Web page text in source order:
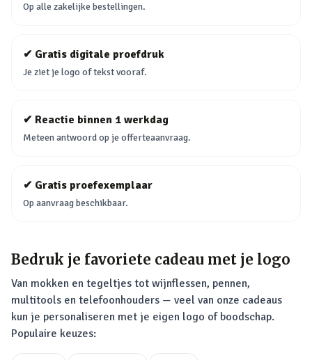
Op alle zakelijke bestellingen.
✔ Gratis digitale proefdruk
Je ziet je logo of tekst vooraf.
✔ Reactie binnen 1 werkdag
Meteen antwoord op je offerteaanvraag.
✔ Gratis proefexemplaar
Op aanvraag beschikbaar.
Bedruk je favoriete cadeau met je logo
Van mokken en tegeltjes tot wijnflessen, pennen,
multitools en telefoonhouders — veel van onze cadeaus
kun je personaliseren met je eigen logo of boodschap.
Populaire keuzes: